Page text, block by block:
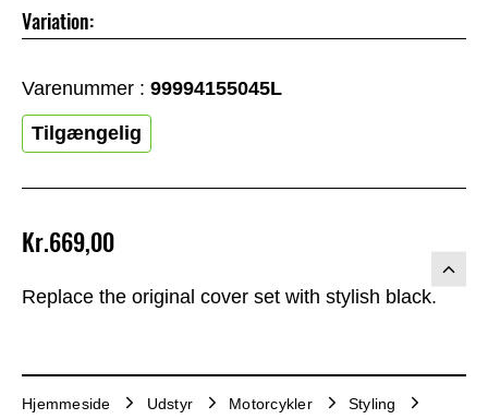
Replace the original cover set with stylish black.
Kr.669,00
Variation:
Varenummer : 99994155045L
Tilgængelig
Hjemmeside Udstyr Motorcykler
Styling